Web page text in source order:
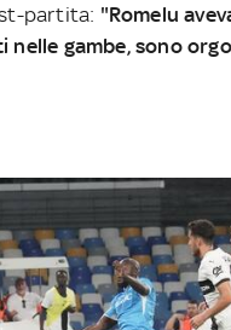
partita: "Romelu
nelle gambe, sono